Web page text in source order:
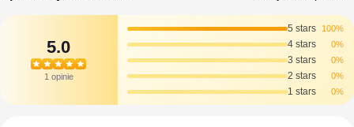
5.0
1 opinie
5 stars 100%
4 stars 0%
3 stars 0%
2 stars 0%
1 stars 0%